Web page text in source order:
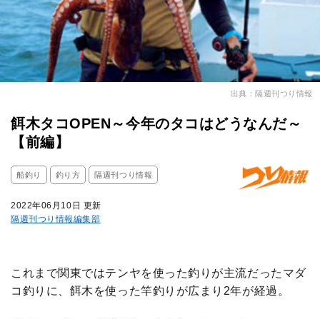
出典：隔週刊つり情報
餌木タコOPEN～今年のタコはどうなんだ～
【前編】
船釣り 釣り方 隔週刊つり情報
2022年06月10日 更新
隔週刊つり情報編集部
これまで関東ではテンヤを使った釣りが主流だったマダ
コ釣りに、餌木を使った竿釣りが広まり2年が経過。